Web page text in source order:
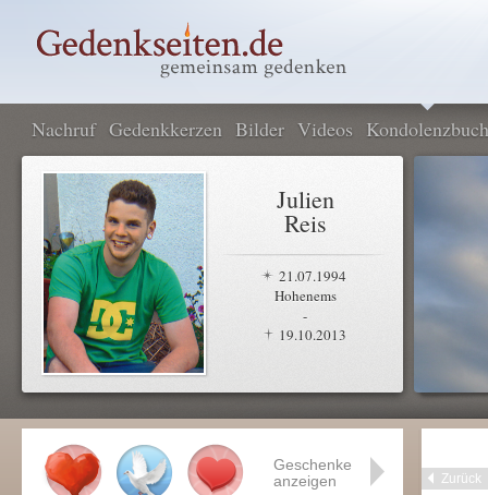
Nachruf Gedenkkerzen Bilder Videos Kondolenzbuch
Julien
Reis
21.07.1994
Hohenems
-
19.10.2013
Zurück
Geschenke
anzeigen